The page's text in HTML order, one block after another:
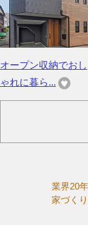
オープン収納でおし
ゃれに暮ら...
業界20
家づく